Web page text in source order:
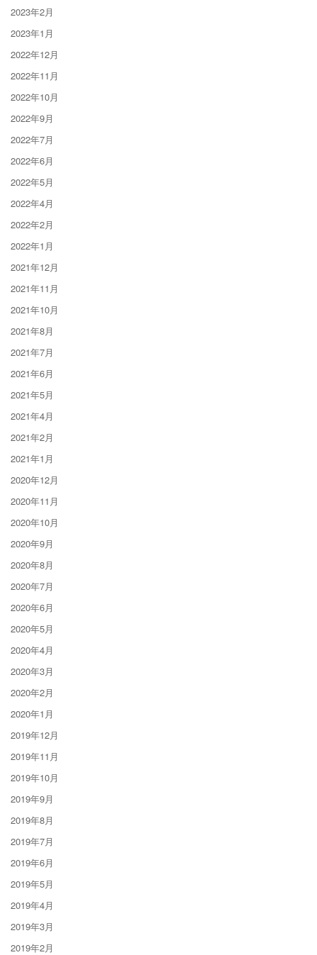
2023年2月
2023年1月
2022年12月
2022年11月
2022年10月
2022年9月
2022年7月
2022年6月
2022年5月
2022年4月
2022年2月
2022年1月
2021年12月
2021年11月
2021年10月
2021年8月
2021年7月
2021年6月
2021年5月
2021年4月
2021年2月
2021年1月
2020年12月
2020年11月
2020年10月
2020年9月
2020年8月
2020年7月
2020年6月
2020年5月
2020年4月
2020年3月
2020年2月
2020年1月
2019年12月
2019年11月
2019年10月
2019年9月
2019年8月
2019年7月
2019年6月
2019年5月
2019年4月
2019年3月
2019年2月